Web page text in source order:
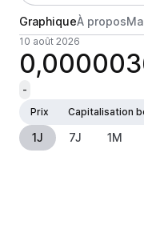
GraphiqueÀ propos
10 août 2026
-
Prix
Capitalisation
1J 7J 1M